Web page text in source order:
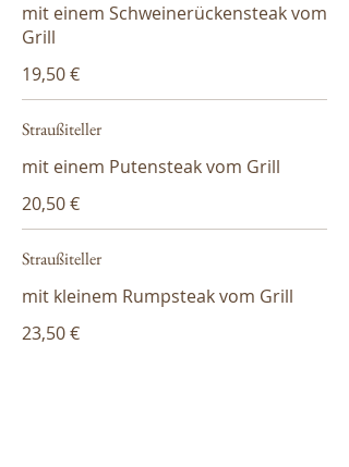
mit einem Schweinerückensteak vom
Grill
19,50 €
Straußiteller
mit einem Putensteak vom Grill
20,50 €
Straußiteller
mit kleinem Rumpsteak vom Grill
23,50 €